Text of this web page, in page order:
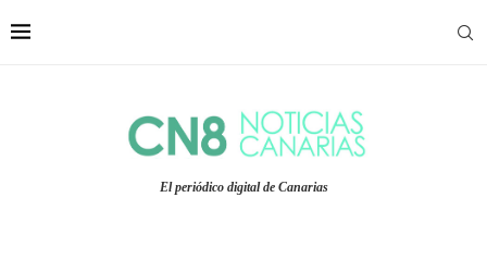
El periódico digital de Canarias